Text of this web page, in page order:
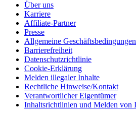
Über uns
Karriere
Affiliate-Partner
Presse
Allgemeine Geschäftsbedingungen
Barrierefreiheit
Datenschutzrichtlinie
Cookie-Erklärung
Melden illegaler Inhalte
Rechtliche Hinweise/Kontakt
Verantwortlicher Eigentümer
Inhaltsrichtlinien und Melden von